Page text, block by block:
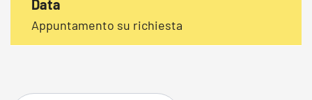
Data
Appuntamento su richiesta